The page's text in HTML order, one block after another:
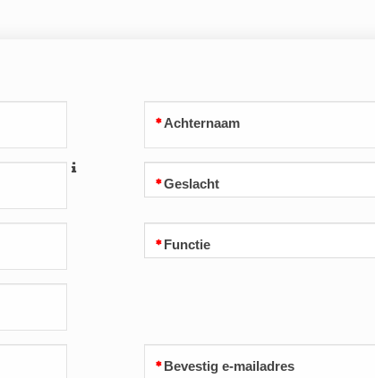
Achternaam
Geslacht
Functie
Bevestig e-mailadres